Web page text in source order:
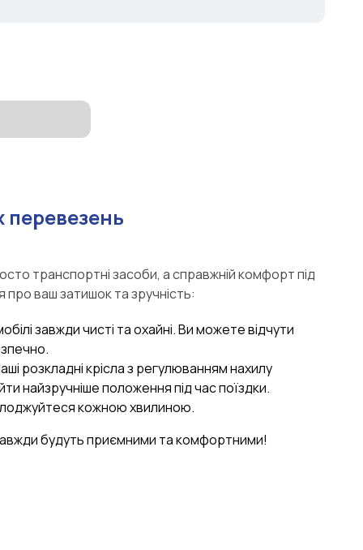
транспортні засоби, а справжній комфорт під
про ваш затишок та зручність:
завжди чисті та охайні. Ви можете відчути
розкладні крісла з регулюванням нахилу
найзручніше положення під час поїздки.
кожною хвилиною.
будуть приємними та комфортними!